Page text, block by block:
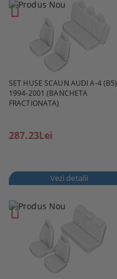
SET HUSE SCAUN AUDI A-4 (B5)
1994-2001 (BANCHETA
FRACTIONATA)
287.23Lei
Vezi detalii